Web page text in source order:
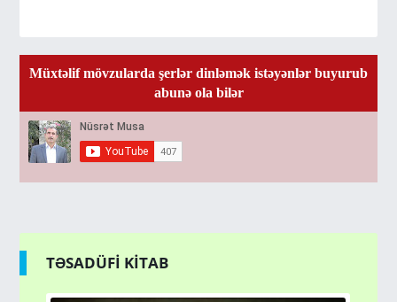
Müxtəlif mövzularda şerlər dinləmək istəyənlər buyurub
abunə ola bilər
TƏSADÜFİ KİTAB